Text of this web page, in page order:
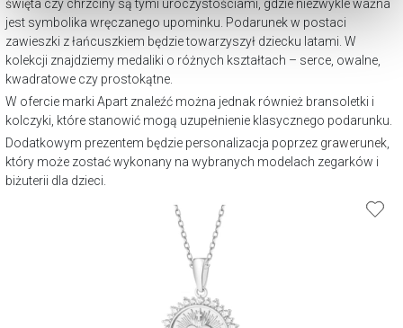
dokonać zmiany wybranych przez Ciebie plików cookie.
święta czy chrzciny są tymi uroczystościami, gdzie niezwykle ważna
jest symbolika wręczanego upominku. Podarunek w postaci
zawieszki z łańcuszkiem będzie towarzyszył dziecku latami. W
kolekcji znajdziemy medaliki o różnych kształtach – serce, owalne,
kwadratowe czy prostokątne.
W ofercie marki Apart znaleźć można jednak również bransoletki i
kolczyki, które stanowić mogą uzupełnienie klasycznego podarunku.
Dodatkowym prezentem będzie personalizacja poprzez grawerunek
który może zostać wykonany na wybranych modelach zegarków i
biżuterii dla dzieci.